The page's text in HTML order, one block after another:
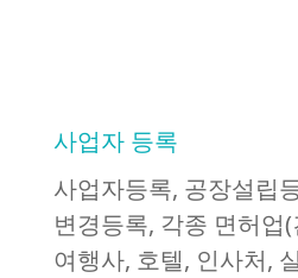
사업자 등록
사업자등록, 공장설립
변경등록, 각종 면허업
여행사, 호텔, 인사처,